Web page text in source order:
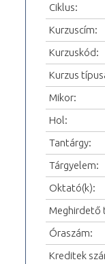
Ciklus:
Kurzuscím:
Kurzuskód:
Kurzus
Mikor:
Hol:
Tantárgy:
Tárgyelem:
Oktató(k):
Meghirdető
Óraszám:
Kreditek